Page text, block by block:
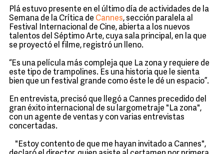
Plá estuvo presente en el último día de actividades de la
Semana de la Crítica de Cannes, sección paralela al
Festival Internacional de Cine, abierta a los nuevos
talentos del Séptimo Arte, cuya sala principal, en la que
se proyectó el filme, registró un lleno.
“Es una película más compleja que La zona y requiere de
este tipo de trampolines. Es una historia que le sienta
bien que un festival grande como éste le dé un espacio”.
En entrevista, precisó que llegó a Cannes precedido del
gran éxito internacional de su largometraje "La zona",
con un agente de ventas y con varias entrevistas
concertadas.
"Estoy contento de que me hayan invitado a Cannes",